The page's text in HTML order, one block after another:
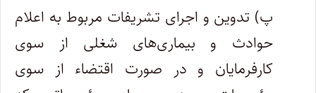
پ) تدوین و اجرای تشریفات مربوط به اعلام
حوادث و بیماری‌های شغلی از سوی
کارفرمایان و در صورت اقتضاء از سوی